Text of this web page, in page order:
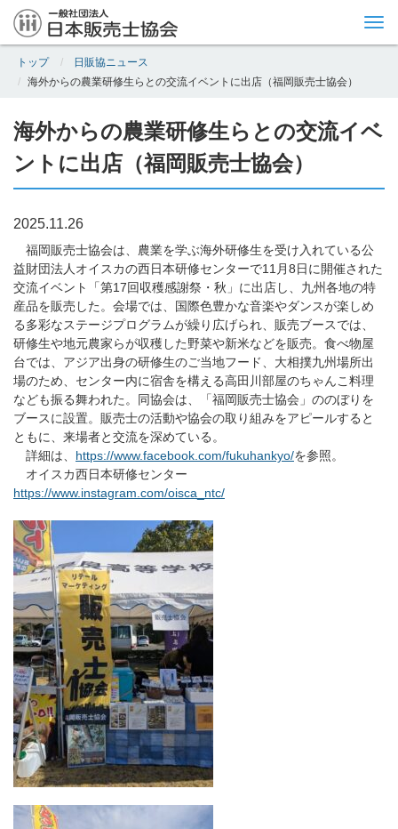
トップ
日販協ニュース
海外からの農業研修生らとの交流イベントに出店（福岡販売士協会）
海外からの農業研修生らとの交流イベ
ントに出店（福岡販売士協会）
2025.11.26
福岡販売士協会は、農業を学ぶ海外研修生を受け入れている公
益財団法人オイスカの西日本研修センターで11月8日に開催された
交流イベント「第17回収穫感謝祭・秋」に出店し、九州各地の特
産品を販売した。会場では、国際色豊かな音楽やダンスが楽しめ
る多彩なステージプログラムが繰り広げられ、販売ブースでは、
研修生や地元農家らが収穫した野菜や新米などを販売。食べ物屋
台では、アジア出身の研修生のご当地フード、大相撲九州場所出
場のため、センター内に宿舎を構える高田川部屋のちゃんこ料理
なども振る舞われた。同協会は、「福岡販売士協会」ののぼりを
ブースに設置。販売士の活動や協会の取り組みをアピールすると
ともに、来場者と交流を深めている。
詳細は、 https://www.facebook.com/fukuhankyo/を参照。
オイスカ西日本研修センター
https://www.instagram.com/oisca_ntc/